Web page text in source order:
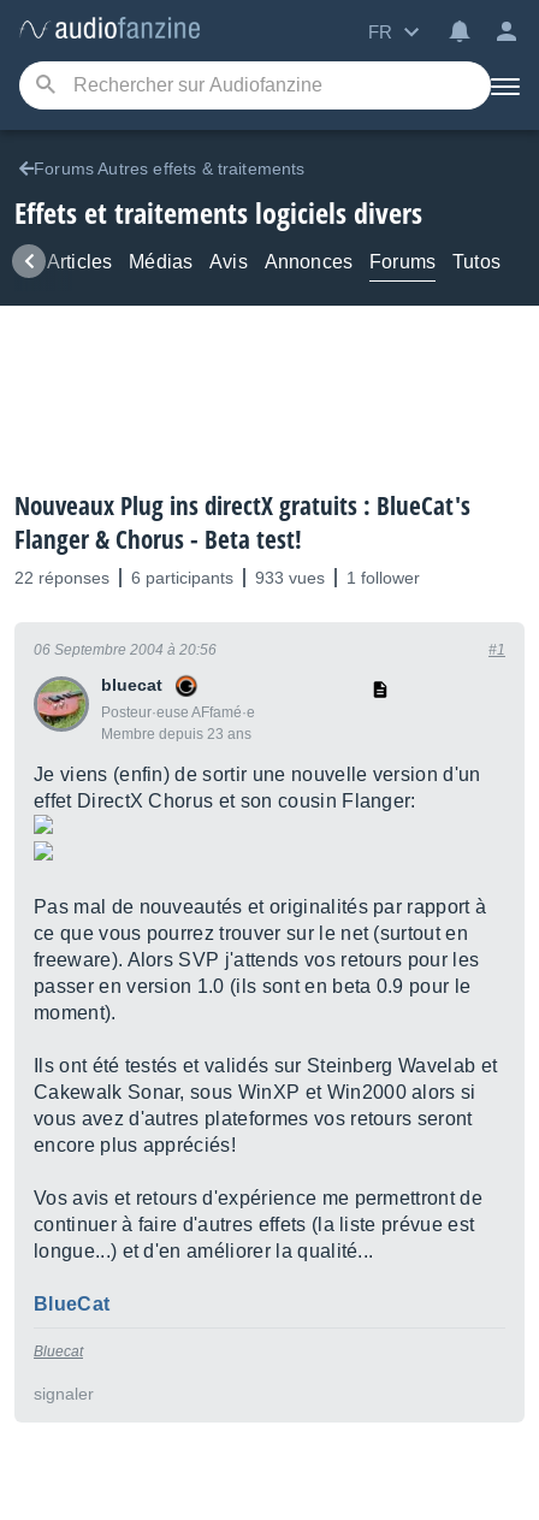
FR
Forums Autres effets & traitements
Effets et traitements logiciels divers
Articles Médias Avis Annonces Forums Tutos
Nouveaux Plug ins directX gratuits : BlueCat's
Flanger & Chorus - Beta test!
22 réponses 6 participants 933 vues 1 follower
bluecat
Posteur·euse AFfamé·e
Membre depuis 23 ans
06 Septembre 2004 à 20:56 #1
Je viens (enfin) de sortir une nouvelle version d'un
effet DirectX Chorus et son cousin Flanger:
Pas mal de nouveautés et originalités par rapport à
ce que vous pourrez trouver sur le net (surtout en
freeware). Alors SVP j'attends vos retours pour les
passer en version 1.0 (ils sont en beta 0.9 pour le
moment).
Ils ont été testés et validés sur Steinberg Wavelab et
Cakewalk Sonar, sous WinXP et Win2000 alors si
vous avez d'autres plateformes vos retours seront
encore plus appréciés!
Vos avis et retours d'expérience me permettront de
continuer à faire d'autres effets (la liste prévue est
longue...) et d'en améliorer la qualité...
BlueCat
Bluecat
signaler